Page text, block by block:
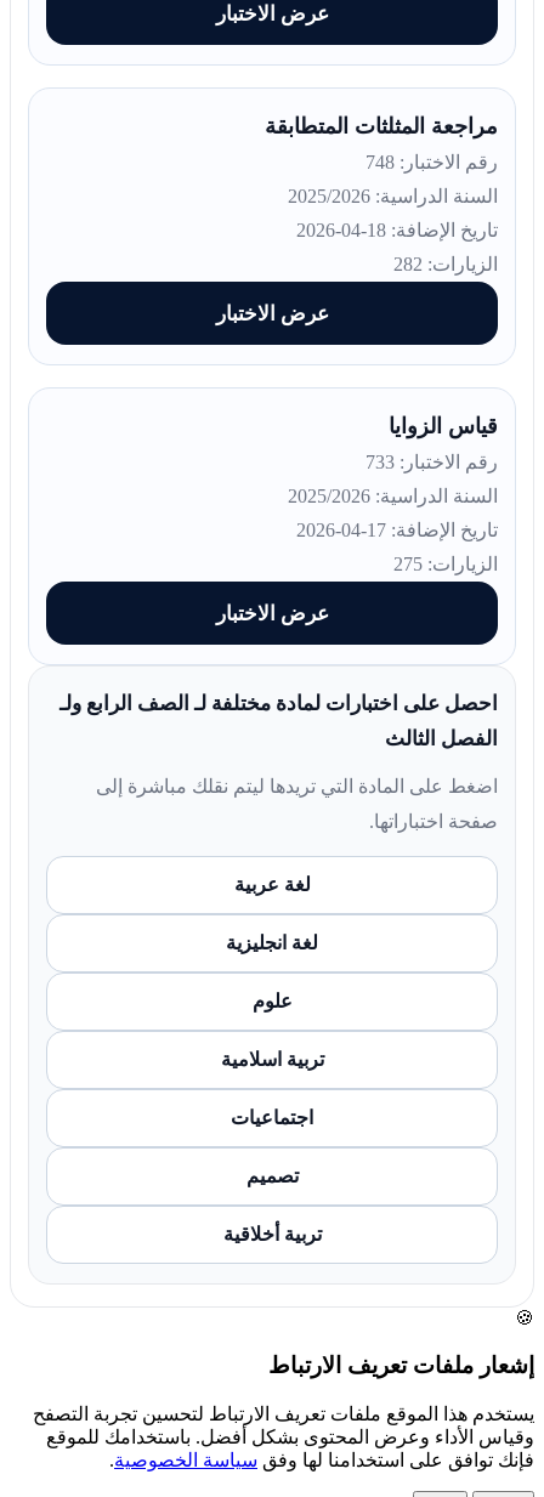
عرض الاختبار
مراجعة المثلثات المتطابقة
رقم الاختبار: 748
السنة الدراسية: 2025/2026
تاريخ الإضافة: 18-04-2026
الزيارات: 282
عرض الاختبار
قياس الزوايا
رقم الاختبار: 733
السنة الدراسية: 2025/2026
تاريخ الإضافة: 17-04-2026
الزيارات: 275
عرض الاختبار
احصل على اختبارات لمادة مختلفة لـ الصف الرابع ولـ
الفصل الثالث
اضغط على المادة التي تريدها ليتم نقلك مباشرة إلى
صفحة اختباراتها.
لغة عربية
لغة انجليزية
علوم
تربية اسلامية
اجتماعيات
تصميم
تربية أخلاقية
🍪
إشعار ملفات تعريف الارتباط
يستخدم هذا الموقع ملفات تعريف الارتباط لتحسين تجربة التصفح
وقياس الأداء وعرض المحتوى بشكل أفضل. باستخدامك للموقع
فإنك توافق على استخدامنا لها وفق سياسة الخصوصية.